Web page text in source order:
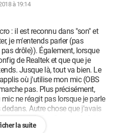
à 19:14
: il est reconnu dans "son" et
je m'entends parler (pas
drôle)). Également, lorsque
de Realtek et que que je
Jusque là, tout va bien. Le
où j'utilise mon mic (OBS
pas. Plus précisément,
ne réagit pas lorsque je parle
Autre chose que j'avais
de "son" avant de faire
qui sont sensées indiquer le
la suite